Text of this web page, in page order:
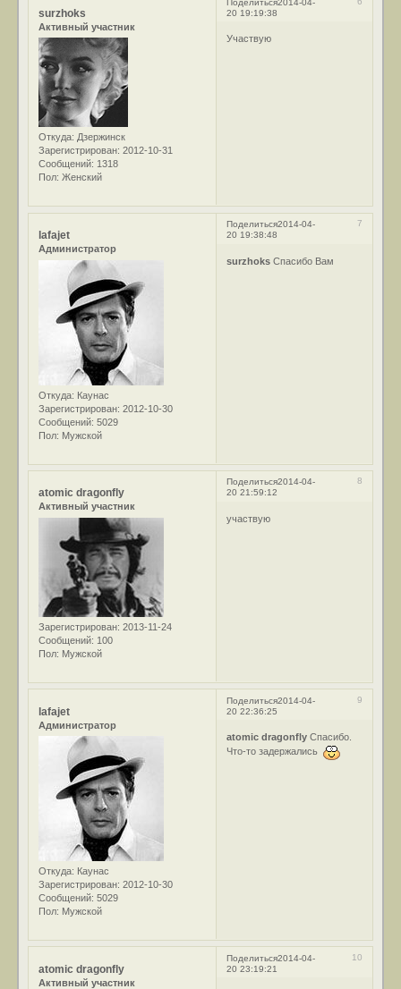
Поделиться2014-04-
20 19:19:38
surzhoks
Активный участник
Откуда: Дзержинск
Зарегистрирован: 2012-10-31
Сообщений: 1318
Пол: Женский
Участвую
Поделиться 7
2014-04-
20 19:38:48
lafajet
Администратор
Откуда: Каунас
Зарегистрирован: 2012-10-30
Сообщений: 5029
Пол: Мужской
surzhoks Спасибо Вам
Поделиться 8
2014-04-
20 21:59:12
atomic dragonfly
Активный участник
Зарегистрирован: 2013-11-24
Сообщений: 100
Пол: Мужской
участвую
Поделиться 9
2014-04-
20 22:36:25
lafajet
Администратор
Откуда: Каунас
Зарегистрирован: 2012-10-30
Сообщений: 5029
Пол: Мужской
atomic dragonfly Спасибо.
Что-то задержались
Поделиться 10
2014-04-
20 23:19:21
atomic dragonfly
Активный участник